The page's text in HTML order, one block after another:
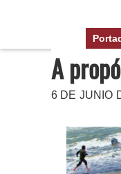
A
6 DE JUNIO